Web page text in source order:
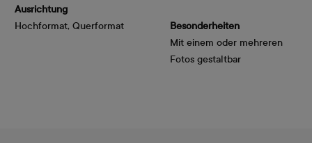
Ausrichtung
Hochformat, Querformat
Besonderheiten
Mit einem oder mehreren
Fotos gestaltbar